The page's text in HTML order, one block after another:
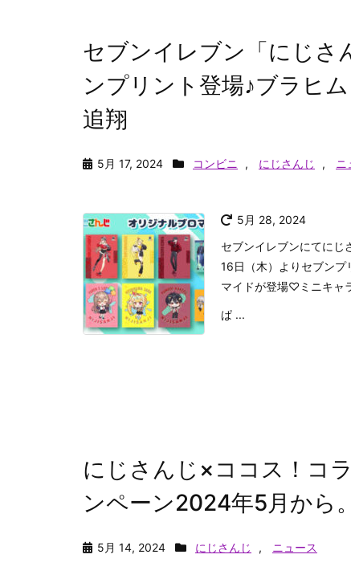
セブンイレブン「にじさ
ンプリント登場♪ブラヒ
追翔
5月 17, 2024 コンビニ , にじさんじ , ニ
5月 28, 2024
セブンイレブンにてにじ
16日（木）よりセブンプ
マイドが登場♡ミニキャ
ぱ ...
にじさんじ×ココス！コ
ンペーン2024年5月から
5月 14, 2024 にじさんじ , ニュース